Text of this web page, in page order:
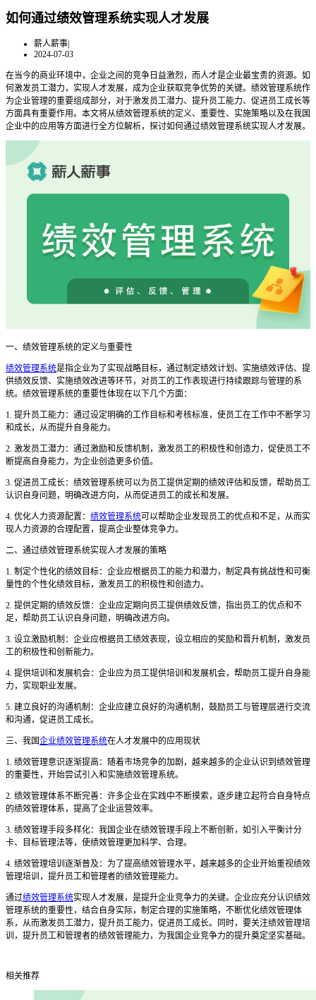
如何通过绩效管理系统实现人才发展
薪人薪事|
2024-07-03
在当今的商业环境中，企业之间的竞争日益激烈，而人才是企业最宝贵的资源。如
何激发员工潜力，实现人才发展，成为企业获取竞争优势的关键。绩效管理系统作
为企业管理的重要组成部分，对于激发员工潜力、提升员工能力、促进员工成长等
方面具有重要作用。本文将从绩效管理系统的定义、重要性、实施策略以及在我国
企业中的应用等方面进行全方位解析，探讨如何通过绩效管理系统实现人才发展。
一、绩效管理系统的定义与重要性
绩效管理系统是指企业为了实现战略目标，通过制定绩效计划、实施绩效评估、提
供绩效反馈、实施绩效改进等环节，对员工的工作表现进行持续跟踪与管理的系
统。绩效管理系统的重要性体现在以下几个方面：
1. 提升员工能力：通过设定明确的工作目标和考核标准，使员工在工作中不断学习
和成长，从而提升自身能力。
2. 激发员工潜力：通过激励和反馈机制，激发员工的积极性和创造力，促使员工不
断提高自身能力，为企业创造更多价值。
3. 促进员工成长：绩效管理系统可以为员工提供定期的绩效评估和反馈，帮助员工
认识自身问题，明确改进方向，从而促进员工的成长和发展。
4. 优化人力资源配置： 绩效管理系统可以帮助企业发现员工的优点和不足，从而实
现人力资源的合理配置，提高企业整体竞争力。
二、通过绩效管理系统实现人才发展的策略
1. 制定个性化的绩效目标：企业应根据员工的能力和潜力，制定具有挑战性和可衡
量性的个性化绩效目标，激发员工的积极性和创造力。
2. 提供定期的绩效反馈：企业应定期向员工提供绩效反馈，指出员工的优点和不
足，帮助员工认识自身问题，明确改进方向。
3. 设立激励机制：企业应根据员工绩效表现，设立相应的奖励和晋升机制，激发员
工的积极性和创新能力。
4. 提供培训和发展机会：企业应为员工提供培训和发展机会，帮助员工提升自身能
力，实现职业发展。
5. 建立良好的沟通机制：企业应建立良好的沟通机制，鼓励员工与管理层进行交流
和沟通，促进员工成长。
三、我国企业绩效管理系统在人才发展中的应用现状
1. 绩效管理意识逐渐提高：随着市场竞争的加剧，越来越多的企业认识到绩效管理
的重要性，开始尝试引入和实施绩效管理系统。
2. 绩效管理体系不断完善：许多企业在实践中不断摸索，逐步建立起符合自身特点
的绩效管理体系，提高了企业运营效率。
3. 绩效管理手段多样化：我国企业在绩效管理手段上不断创新，如引入平衡计分
卡、目标管理法等，使绩效管理更加科学、合理。
4. 绩效管理培训逐渐普及：为了提高绩效管理水平，越来越多的企业开始重视绩效
管理培训，提升员工和管理者的绩效管理能力。
通过绩效管理系统实现人才发展，是提升企业竞争力的关键。企业应充分认识绩效
管理系统的重要性，结合自身实际，制定合理的实施策略，不断优化绩效管理体
系，从而激发员工潜力，提升员工能力，促进员工成长。同时，要关注绩效管理培
训，提升员工和管理者的绩效管理能力，为我国企业竞争力的提升奠定坚实基础。
相关推荐